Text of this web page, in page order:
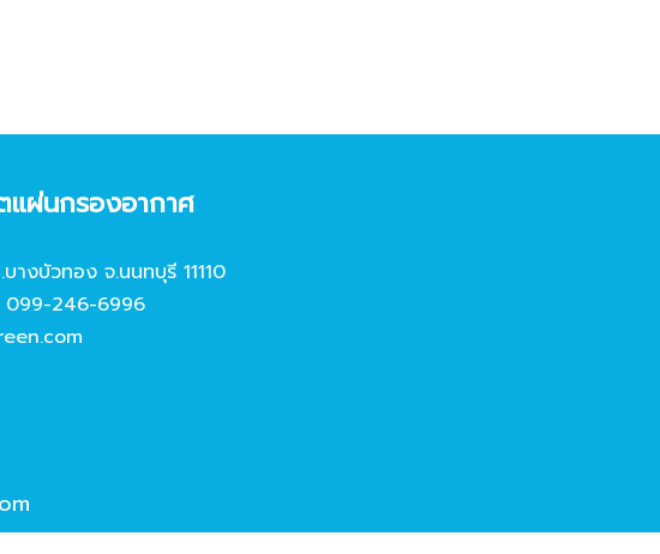
แผ่นกรองอากาศ
งบัวทอง จ.นนทบุรี 11110
099-246-6996